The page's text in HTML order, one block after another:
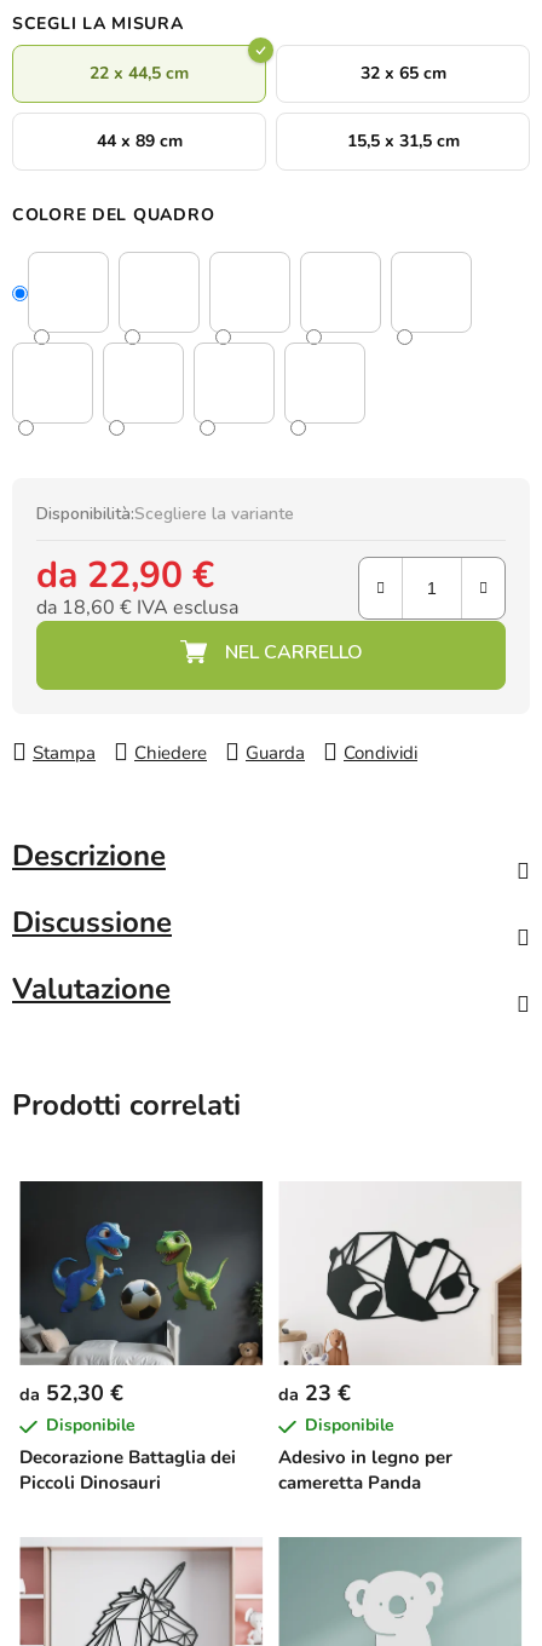
SCEGLI LA MISURA
22 x 44,5 cm 32 x 65 cm
44 x 89 cm 15,5 x 31,5 cm
COLORE DEL QUADRO
Disponibilità:Scegliere la variante
da 22,90 €
da 18,60 € IVA esclusa
Prezzo della misura:
Stampa Chiedere Guarda Condividi
Descrizione
Discussione
Valutazione
Prodotti correlati
Decorazione Battaglia dei
Piccoli Dinosauri
da 52,30 €
Disponibile
Adesivo in legno per
cameretta Panda
da 23 €
Disponibile